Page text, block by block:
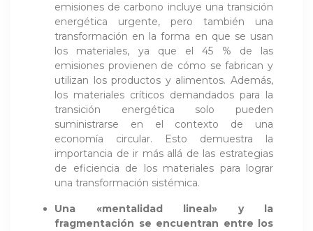
emisiones de carbono incluye una transición
energética urgente, pero también una
transformación en la forma en que se usan
los materiales, ya que el 45 % de las
emisiones provienen de cómo se fabrican y
utilizan los productos y alimentos. Además,
los materiales críticos demandados para la
transición energética solo pueden
suministrarse en el contexto de una
economía circular. Esto demuestra la
importancia de ir más allá de las estrategias
de eficiencia de los materiales para lograr
una transformación sistémica.
Una «mentalidad lineal» y la
fragmentación se encuentran entre los